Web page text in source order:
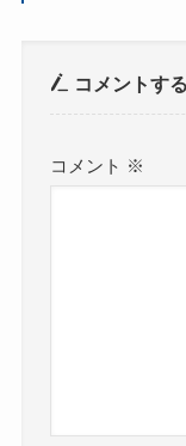
コメントする
コメント ※